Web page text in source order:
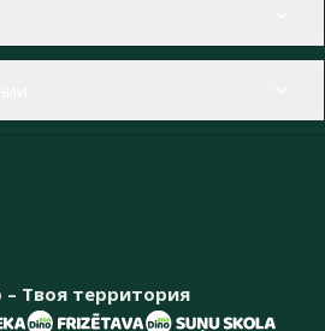
– Твоя территория